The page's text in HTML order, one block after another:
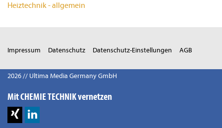
Heiztechnik - allgemein
Impressum Datenschutz Datenschutz-Einstellungen AGB
2026 // Ultima Media Germany GmbH
Mit CHEMIE TECHNIK vernetzen